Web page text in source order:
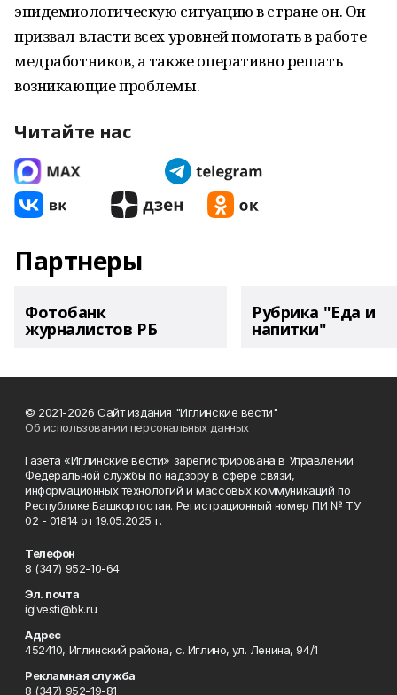
эпидемиологическую ситуацию в стране он. Он
призвал власти всех уровней помогать в работе
медработников, а также оперативно решать
возникающие проблемы.
Читайте нас
Партнеры
Фотобанк
журналистов РБ
Рубрика "Еда и
напитки"
© 2021-2026 Сайт издания "Иглинские вести"
Об использовании персональных данных
Газета «Иглинские вести» зарегистрирована в Управлении
Федеральной службы по надзору в сфере связи,
информационных технологий и массовых коммуникаций по
Республике Башкортостан. Регистрационный номер ПИ № ТУ
02 - 01814 от 19.05.2025 г.
Телефон
8 (347) 952-10-64
Эл. почта
iglvesti@bk.ru
Адрес
452410, Иглинский района, с. Иглино, ул. Ленина, 94/1
Рекламная служба
8 (347) 952-19-81